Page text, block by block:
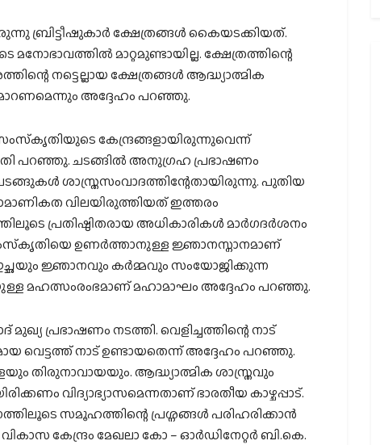
ബ്രിട്ടീഷുകാര്‍ ക്ഷേത്രങ്ങള്‍ കൈയടക്കിയത്.
മാറ്റമുണ്ടായില്ല. ക്ഷേത്രത്തിന്റെ
നട്ടെല്ലായ ക്ഷേത്രങ്ങള്‍ ആദ്ധ്യാത്മിക
അദ്ദേഹം പറഞ്ഞു.
കേന്ദ്രങ്ങളായിരുന്നുവെന്ന്
പറഞ്ഞു. ചടങ്ങില്‍ അനുഗ്രഹ പ്രഭാഷണം
ശാസ്ത്രസംവാദത്തിന്റേതായിരുന്നു. പുതിയ
വിലയിരുത്തിയത് ഇത്തരം
പ്രതിഷ്ഠിതരായ അധികാരികള്‍ മാര്‍ഗദര്‍ശനം
ഉണര്‍ത്താനുള്ള ജ്ഞാനസ്നാനമാണ്
ജ്ഞാനവും കര്‍മ്മവും സംയോജിക്കുന്ന
മഹത്സംരംഭമാണ് മഹാമാഘം അദ്ദേഹം പറഞ്ഞു.
പ്രഭാഷണം നടത്തി. വെളിച്ചത്തിന്റെ നാട്
വെട്ടത്ത് നാട് ഉണ്ടായതെന്ന് അദ്ദേഹം പറഞ്ഞു.
തിരുനാവായയും. ആദ്ധ്യാത്മിക ശാസ്ത്രവും
വിദ്യാഭ്യാസമെന്നതാണ് ഭാരതീയ കാഴ്ചപ്പാട്.
സമൂഹത്തിന്റെ പ്രശ്നങ്ങള്‍ പരിഹരിക്കാന്‍
കേന്ദ്രം മേഖലാ കോ – ഓര്‍ഡിനേറ്റര്‍ ബി.കെ.